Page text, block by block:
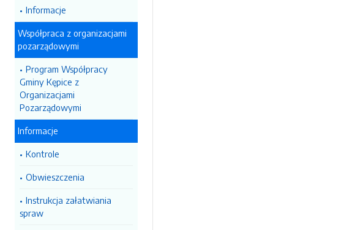
Informacje
Współpraca z organizacjami
pozarządowymi
Program Współpracy
Gminy Kępice z
Organizacjami
Pozarządowymi
Informacje
Kontrole
Obwieszczenia
Instrukcja załatwiania
spraw